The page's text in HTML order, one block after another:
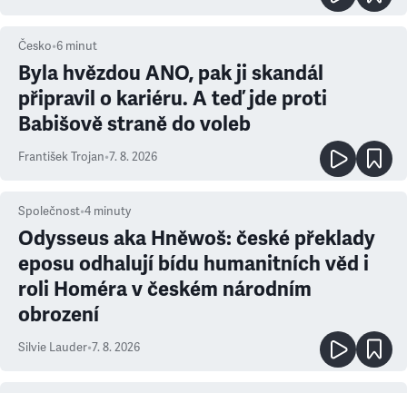
Česko•6 minut
Byla hvězdou ANO, pak ji skandál
připravil o kariéru. A teď jde proti
Babišově straně do voleb
František Trojan•7. 8. 2026
Společnost•4 minuty
Odysseus aka Hněwoš: české překlady
eposu odhalují bídu humanitních věd i
roli Homéra v českém národním
obrození
Silvie Lauder•7. 8. 2026